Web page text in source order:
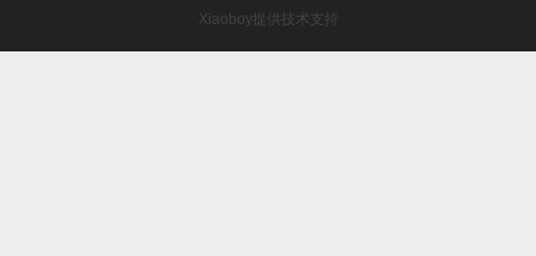
Xiaoboy提供技术支持